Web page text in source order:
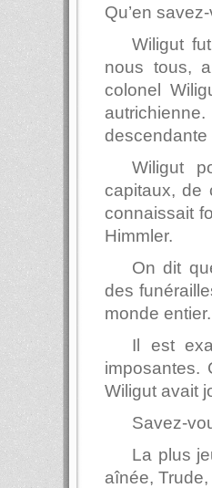
Qu’en
Wiligut
nous tous,
colonel
descendante
Wiligut
capitaux, de
connaissait
Himmler.
On dit
des
monde
Il est
imposantes.
Wiligut avait
Savez-
La plus
aînée,